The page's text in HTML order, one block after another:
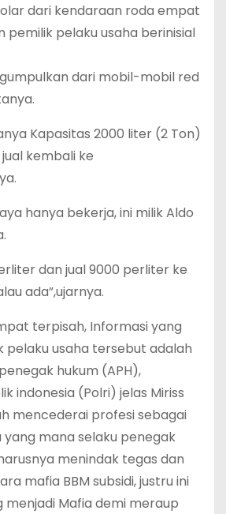
dari kendaraan roda empat
pemilik pelaku usaha berinisial
dari mobil-mobil red
Kapasitas 2000 liter (2 Ton)
kembali ke
hanya bekerja, ini milik Aldo
dan jual 9000 perliter ke
ada”,ujarnya.
terpisah, Informasi yang
pelaku usaha tersebut adalah
hukum (APH),
indonesia (Polri) jelas Miriss
mencederai profesi sebagai
mana selaku penegak
menindak tegas dan
mafia BBM subsidi, justru ini
Mafia demi meraup